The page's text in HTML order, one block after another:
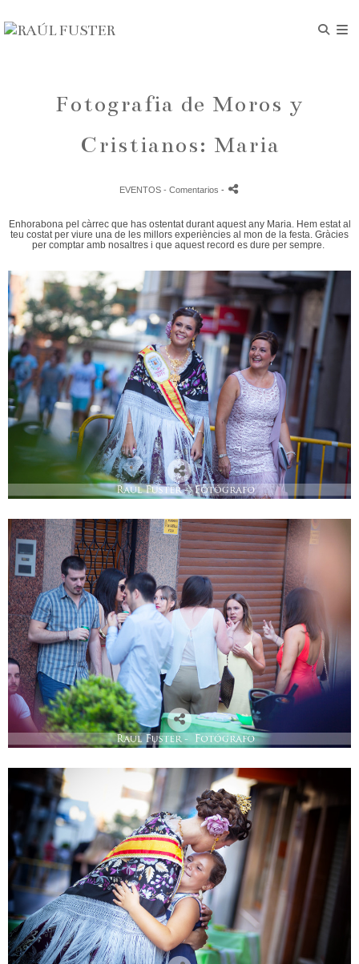
Fotografia de Moros y
Cristianos: Maria
EVENTOS - Comentarios -
Enhorabona pel càrrec que has ostentat durant aquest any Maria. Hem estat al
teu costat per viure una de les millors experiències al mon de la festa. Gràcies
per comptar amb nosaltres i que aquest record es dure per sempre.